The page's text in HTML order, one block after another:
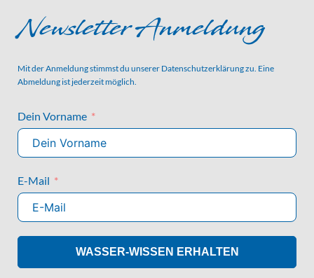
Newsletter Anmeldung
Mit der Anmeldung stimmst du unserer Datenschutzerklärungzu. Eine
Abmeldung ist jederzeit möglich.
Dein Vorname
E-Mail
WASSER-WISSEN ERHALTEN